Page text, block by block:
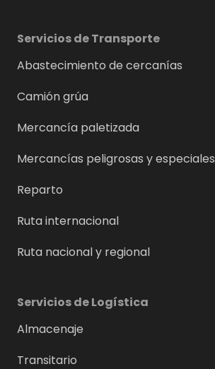
Servicios de Transporte
Abastecimiento de cercanías
Camión grúa
Mercancía paletizada
Mercancías peligrosas y especiales
Reparto
Ruta internacional
Ruta nacional y regional
Servicios de Logística
Almacenaje
Transitario